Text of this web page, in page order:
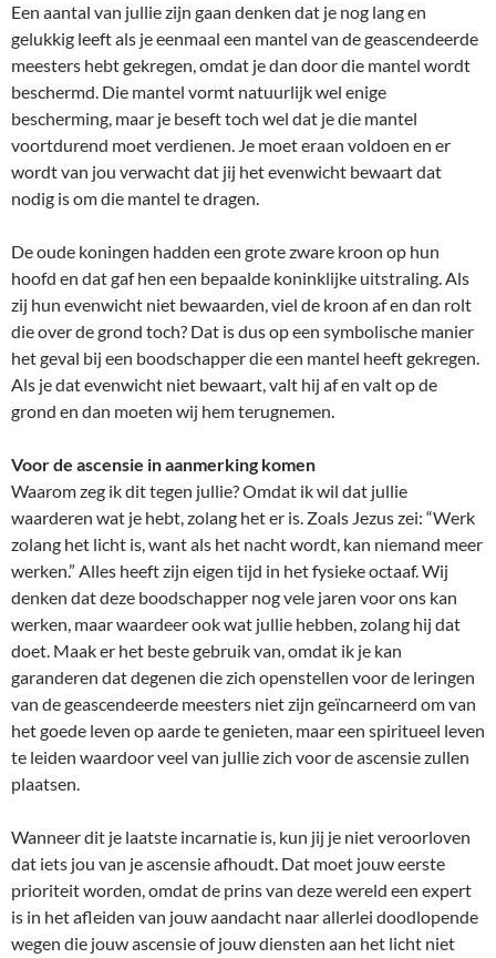
Een aantal van jullie zijn gaan denken dat je nog lang en
gelukkig leeft als je eenmaal een mantel van de geascendeerde
meesters hebt gekregen, omdat je dan door die mantel wordt
beschermd. Die mantel vormt natuurlijk wel enige
bescherming, maar je beseft toch wel dat je die mantel
voortdurend moet verdienen. Je moet eraan voldoen en er
wordt van jou verwacht dat jij het evenwicht bewaart dat
nodig is om die mantel te dragen.
De oude koningen hadden een grote zware kroon op hun
hoofd en dat gaf hen een bepaalde koninklijke uitstraling. Als
zij hun evenwicht niet bewaarden, viel de kroon af en dan rolt
die over de grond toch? Dat is dus op een symbolische manier
het geval bij een boodschapper die een mantel heeft gekregen.
Als je dat evenwicht niet bewaart, valt hij af en valt op de
grond en dan moeten wij hem terugnemen.
Voor de ascensie in aanmerking komen
Waarom zeg ik dit tegen jullie? Omdat ik wil dat jullie
waarderen wat je hebt, zolang het er is. Zoals Jezus zei: “Werk
zolang het licht is, want als het nacht wordt, kan niemand meer
werken.” Alles heeft zijn eigen tijd in het fysieke octaaf. Wij
denken dat deze boodschapper nog vele jaren voor ons kan
werken, maar waardeer ook wat jullie hebben, zolang hij dat
doet. Maak er het beste gebruik van, omdat ik je kan
garanderen dat degenen die zich openstellen voor de leringen
van de geascendeerde meesters niet zijn geïncarneerd om van
het goede leven op aarde te genieten, maar een spiritueel leven
te leiden waardoor veel van jullie zich voor de ascensie zullen
plaatsen.
Wanneer dit je laatste incarnatie is, kun jij je niet veroorloven
dat iets jou van je ascensie afhoudt. Dat moet jouw eerste
prioriteit worden, omdat de prins van deze wereld een expert
is in het afleiden van jouw aandacht naar allerlei doodlopende
wegen die jouw ascensie of jouw diensten aan het licht niet